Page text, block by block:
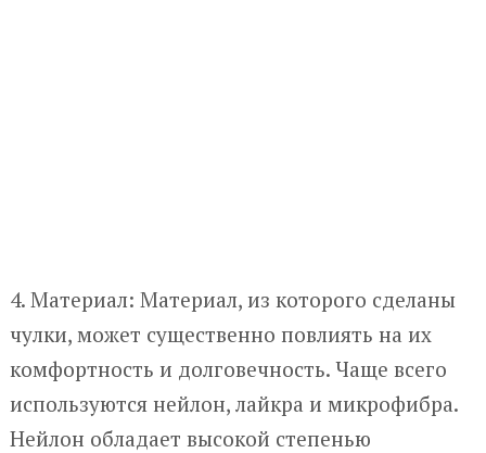
4. Материал: Материал, из которого сделаны
чулки, может существенно повлиять на их
комфортность и долговечность. Чаще всего
используются нейлон, лайкра и микрофибра.
Нейлон обладает высокой степенью